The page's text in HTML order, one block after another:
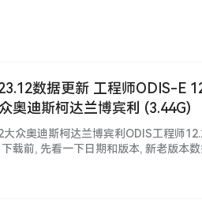
数据更新 工程师ODIS-E
奥迪斯柯达兰博宾利 (3.44G)
众奥迪斯柯达兰博宾利ODIS工程师
载前, 先看一下日期和版本, 新老版本
VIP都能下载自学钻研, 资源种类…...